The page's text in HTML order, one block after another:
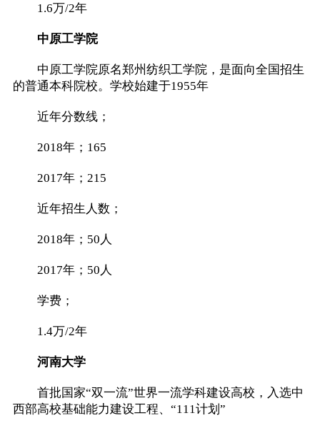
1.6万/2年
中原工学院
中原工学院原名郑州纺织工学院，是面向全国招生
的普通本科院校。学校始建于1955年
近年分数线；
2018年；165
2017年；215
近年招生人数；
2018年；50人
2017年；50人
学费；
1.4万/2年
河南大学
首批国家“双一流”世界一流学科建设高校，入选中
西部高校基础能力建设工程、“111计划”